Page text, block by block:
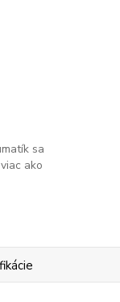
sa
ako